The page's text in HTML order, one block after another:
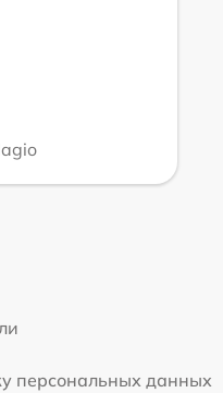
персональных данных